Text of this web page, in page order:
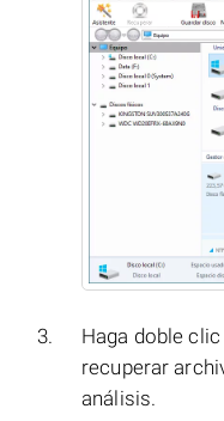
Haga doble
recuperar
análisis.